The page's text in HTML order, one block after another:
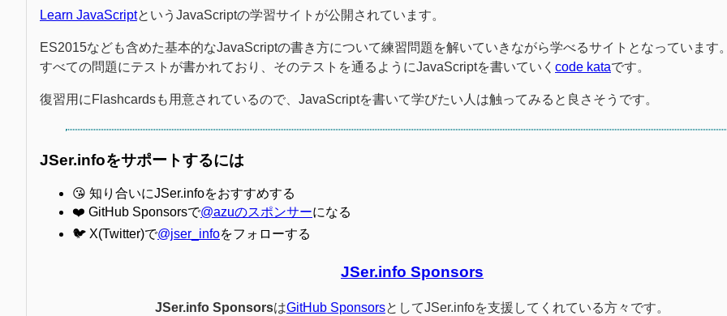
Learn JavaScriptというJavaScriptの学習サイトが公開されています。
ES2015なども含めた基本的なJavaScriptの書き方について練習問題を解いていきながら学べるサイトとなっています
すべての問題にテストが書かれており、そのテストを通るようにJavaScriptを書いていく code kataです。
復習用にFlashcardsも用意されているので、JavaScriptを書いて学びたい人は触ってみると良さそうです。
JSer.infoをサポートするには
😘 知り合いにJSer.infoをおすすめする
❤️ GitHub Sponsorsで@azuのスポンサーになる
🐦 X(Twitter)で@jser_infoをフォローする
JSer.info Sponsors
JSer.info SponsorsはGitHub SponsorsとしてJSer.infoを支援してくれている方々です。